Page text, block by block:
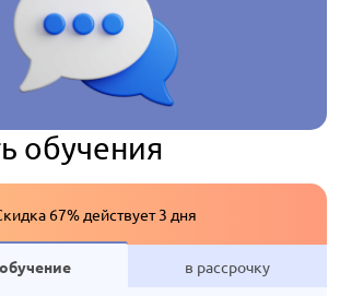
обучения
67% действует 3 дня
в рассрочку